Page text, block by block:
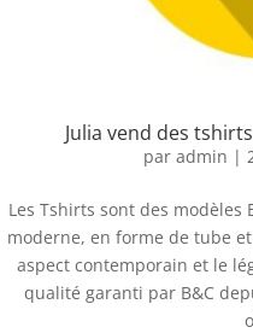
Julia vend des
par admin |
Les Tshirts sont des modèles
moderne, en forme de tube
aspect contemporain et le
qualité garanti par B&C